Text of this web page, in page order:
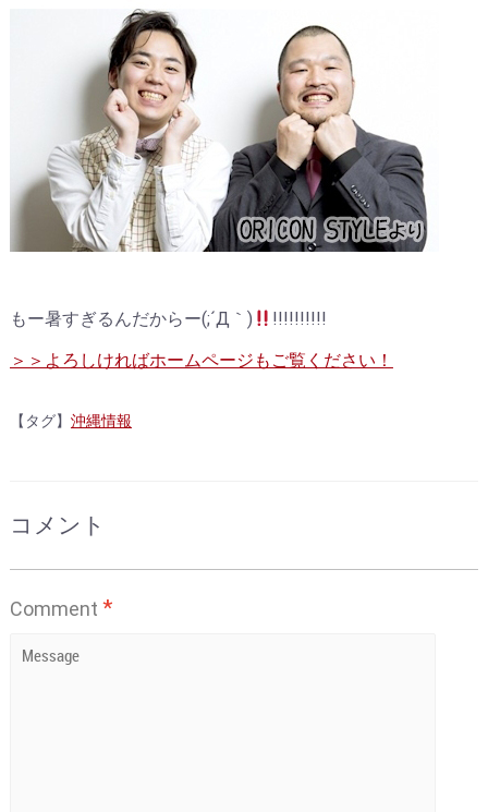
もー暑すぎるんだからー(;´Д｀)
!!!!!!!!!!
＞＞よろしければホームページもご覧ください！
【タグ】 沖縄情報
コメント
Comment *